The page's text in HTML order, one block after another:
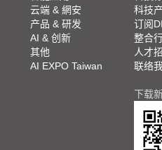
云端 & 網安
产品 & 研发
AI & 创新
其他
AI EXPO Taiwan
科技
订阅
整合
人才
联络
下载